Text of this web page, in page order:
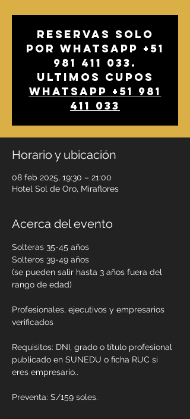
Reservas solo
por whatsapp +51
981 411 033.
Ultimos cupos
Whatsapp +51 981
411 033
Horario y ubicación
08 feb 2025, 19:30 – 21:00
Hotel Sol de Oro, Miraflores
Acerca del evento
Solteras 35-45 años
Solteros 39-49 años
(se pueden salir hasta 3 años fuera del
rango de edad)
Profesionales, ejecutivos y empresarios
verificados
Requisitos: DNI, grado o título profesional
publicado en SUNEDU o ficha RUC si
eres empresario..
Preventa: S/159 soles.